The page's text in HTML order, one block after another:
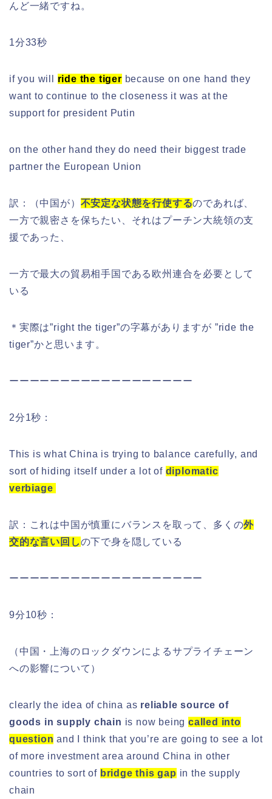
んど一緒ですね。
1分33秒
if you will ride the tiger because on one hand they
want to continue to the closeness it was at the
support for president Putin
on the other hand they do need their biggest trade
partner the European Union
訳：（中国が） 不安定な状態を行使するのであれば、
一方で親密さを保ちたい、それはプーチン大統領の支
援であった、
一方で最大の貿易相手国である欧州連合を必要として
いる
＊実際は”right the tiger”の字幕がありますが ”ride the
tiger”かと思います。
ーーーーーーーーーーーーーーーーーー
2分1秒：
This is what China is trying to balance carefully, and
sort of hiding itself under a lot of diplomatic
verbiage
訳：これは中国が慎重にバランスを取って、多くの外
交的な言い回しの下で身を隠している
ーーーーーーーーーーーーーーーーーーー
9分10秒：
（中国・上海のロックダウンによるサプライチェーン
への影響について）
clearly the idea of china as reliable source of
goods in supply chain is now beingcalled into
question and I think that you’re are going to see a lot
of more investment area around China in other
countries to sort of bridge this gap in the supply
chain